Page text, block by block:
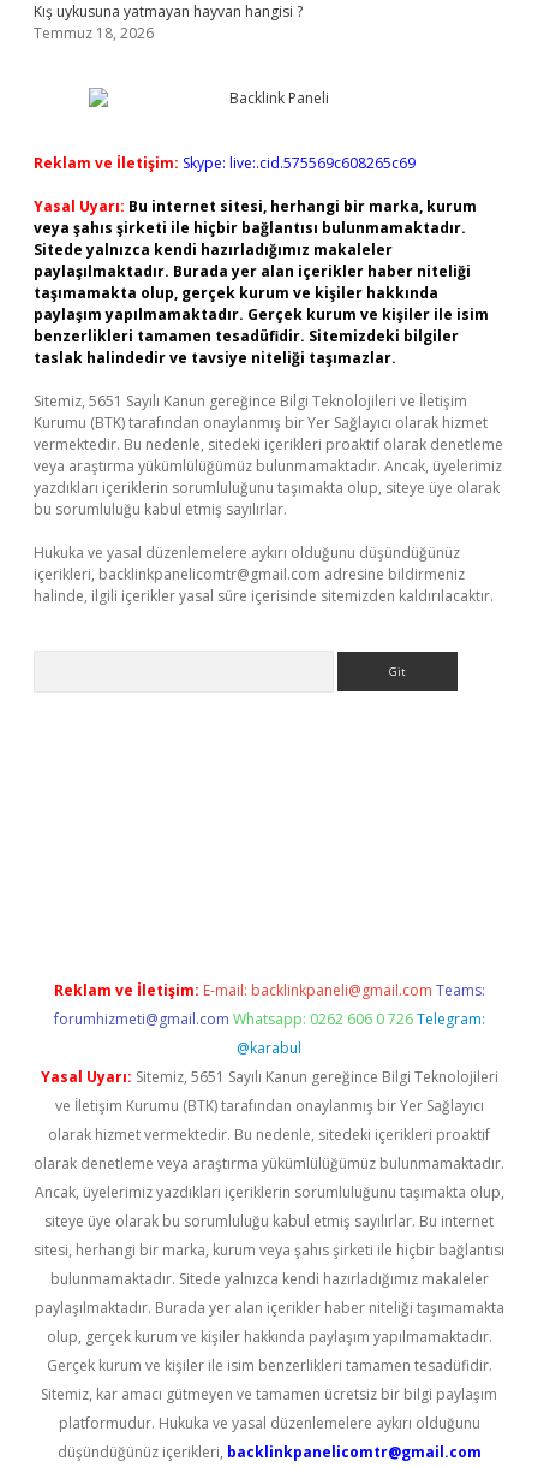
Kış uykusuna yatmayan hayvan hangisi ?
Temmuz 18, 2026
Reklam ve İletişim: Skype: live:.cid.575569c608265c69
Yasal Uyarı: Bu internet sitesi, herhangi bir marka, kurum
veya şahıs şirketi ile hiçbir bağlantısı bulunmamaktadır.
Sitede yalnızca kendi hazırladığımız makaleler
paylaşılmaktadır. Burada yer alan içerikler haber niteliği
taşımamakta olup, gerçek kurum ve kişiler hakkında
paylaşım yapılmamaktadır. Gerçek kurum ve kişiler ile isim
benzerlikleri tamamen tesadüfidir. Sitemizdeki bilgiler
taslak halindedir ve tavsiye niteliği taşımazlar.
Sitemiz, 5651 Sayılı Kanun gereğince Bilgi Teknolojileri ve İletişim
Kurumu (BTK) tarafından onaylanmış bir Yer Sağlayıcı olarak hizmet
vermektedir. Bu nedenle, sitedeki içerikleri proaktif olarak denetleme
veya araştırma yükümlülüğümüz bulunmamaktadır. Ancak, üyelerimiz
yazdıkları içeriklerin sorumluluğunu taşımakta olup, siteye üye olarak
bu sorumluluğu kabul etmiş sayılırlar.
Hukuka ve yasal düzenlemelere aykırı olduğunu düşündüğünüz
içerikleri, backlinkpanelicomtr@gmail.com adresine bildirmeniz
halinde, ilgili içerikler yasal süre içerisinde sitemizden kaldırılacaktır.
Reklam ve İletişim: E-mail: backlinkpaneli@gmail.com Teams:
forumhizmeti@gmail.com Whatsapp: 0262 606 0 726 Telegram:
@karabul
Yasal Uyarı: Sitemiz, 5651 Sayılı Kanun gereğince Bilgi Teknolojileri
ve İletişim Kurumu (BTK) tarafından onaylanmış bir Yer Sağlayıcı
olarak hizmet vermektedir. Bu nedenle, sitedeki içerikleri proaktif
olarak denetleme veya araştırma yükümlülüğümüz bulunmamaktadır.
Ancak, üyelerimiz yazdıkları içeriklerin sorumluluğunu taşımakta olup,
siteye üye olarak bu sorumluluğu kabul etmiş sayılırlar. Bu internet
sitesi, herhangi bir marka, kurum veya şahıs şirketi ile hiçbir bağlantısı
bulunmamaktadır. Sitede yalnızca kendi hazırladığımız makaleler
paylaşılmaktadır. Burada yer alan içerikler haber niteliği taşımamakta
olup, gerçek kurum ve kişiler hakkında paylaşım yapılmamaktadır.
Gerçek kurum ve kişiler ile isim benzerlikleri tamamen tesadüfidir.
Sitemiz, kar amacı gütmeyen ve tamamen ücretsiz bir bilgi paylaşım
platformudur. Hukuka ve yasal düzenlemelere aykırı olduğunu
düşündüğünüz içerikleri, backlinkpanelicomtr@gmail.com